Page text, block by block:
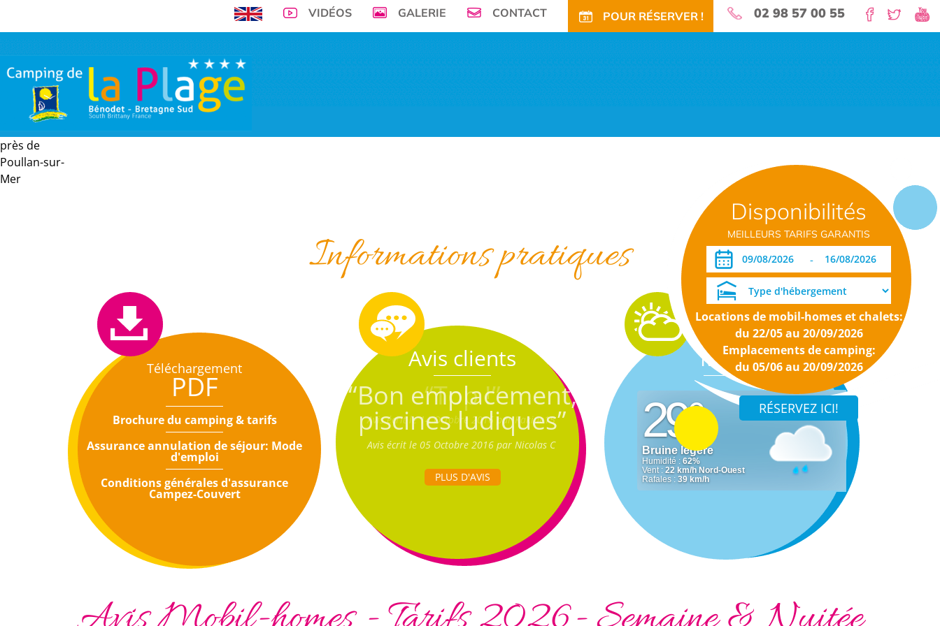
VIDÉOS GALERIE CONTACT POUR RÉSERVER ! 02 98 57 00 55
vous offre son petit paradis en pleine nature pour vos vacances!
TÉLÉCHARGEMENT PDF DATES OUVERTURE RÉSERVATION
Disponibilités
MEILLEURS TARIFS GARANTIS
-
Locations de mobil-homes et chalets:
du 22/05 au 20/09/2026
Emplacements de camping:
du 05/06 au 20/09/2026
près de
Poullan-sur-
Mer
Informations pratiques
Téléchargement
PDF
Brochure du camping & tarifs
Assurance annulation de séjour: Mode
d'emploi
Conditions générales d'assurance
Campez-Couvert
Avis clients
“Bon emplacement,
piscines ludiques”
Avis écrit le 05 Octobre 2016 par Nicolas C
PLUS D'AVIS
Météo